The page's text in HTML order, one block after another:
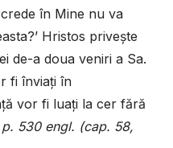
în Mine nu va
Hristos privește
de-a doua veniri a Sa.
fi înviați în
vor fi luați la cer fără
530 engl. (cap. 58,